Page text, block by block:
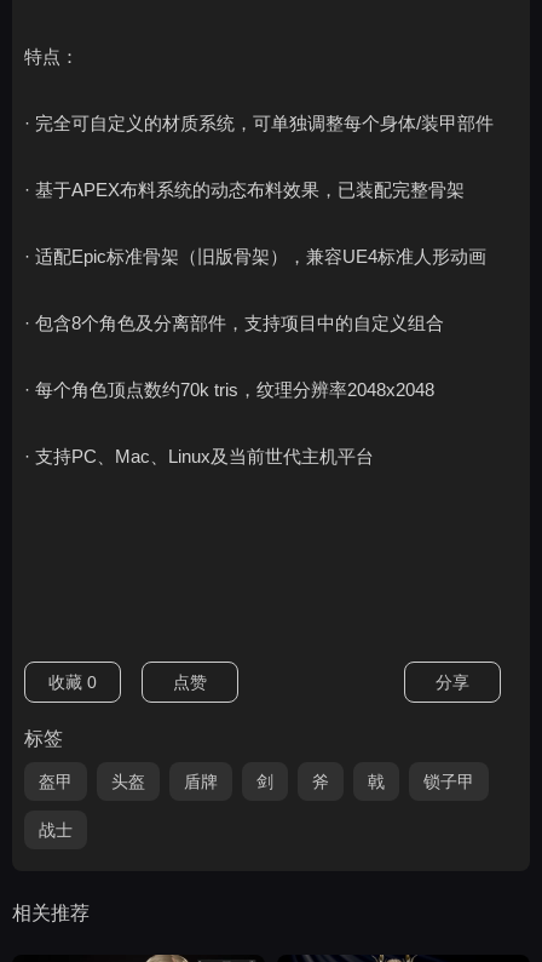
特点：
· 完全可自定义的材质系统，可单独调整每个身体/装甲部件
· 基于APEX布料系统的动态布料效果，已装配完整骨架
· 适配Epic标准骨架（旧版骨架），兼容UE4标准人形动画
· 包含8个角色及分离部件，支持项目中的自定义组合
· 每个角色顶点数约70k tris，纹理分辨率2048x2048
· 支持PC、Mac、Linux及当前世代主机平台
收藏 0 点赞 分享
标签
盔甲 头盔 盾牌 剑 斧 戟 锁子甲
战士
相关推荐